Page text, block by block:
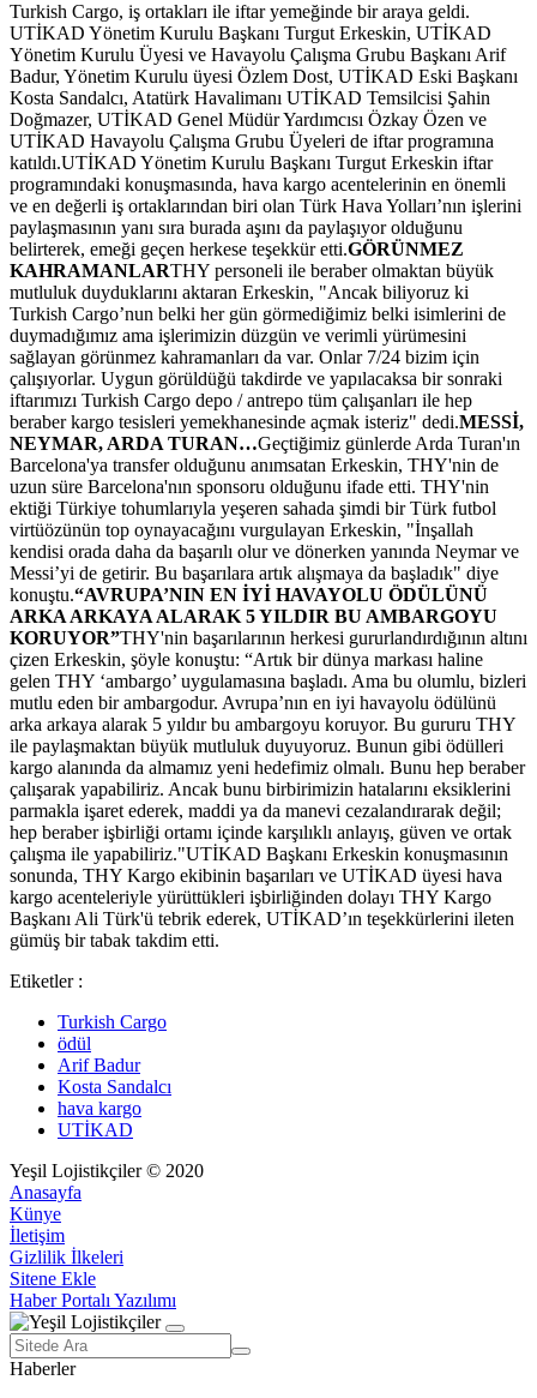
Turkish Cargo, iş ortakları ile iftar yemeğinde bir araya geldi.
UTİKAD Yönetim Kurulu Başkanı Turgut Erkeskin, UTİKAD
Yönetim Kurulu Üyesi ve Havayolu Çalışma Grubu Başkanı Arif
Badur, Yönetim Kurulu üyesi Özlem Dost, UTİKAD Eski Başkanı
Kosta Sandalcı, Atatürk Havalimanı UTİKAD Temsilcisi Şahin
Doğmazer, UTİKAD Genel Müdür Yardımcısı Özkay Özen ve
UTİKAD Havayolu Çalışma Grubu Üyeleri de iftar programına
katıldı.UTİKAD Yönetim Kurulu Başkanı Turgut Erkeskin iftar
programındaki konuşmasında, hava kargo acentelerinin en önemli
ve en değerli iş ortaklarından biri olan Türk Hava Yolları’nın işlerini
paylaşmasının yanı sıra burada aşını da paylaşıyor olduğunu
belirterek, emeği geçen herkese teşekkür etti.GÖRÜNMEZ
KAHRAMANLARTHY personeli ile beraber olmaktan büyük
mutluluk duyduklarını aktaran Erkeskin, "Ancak biliyoruz ki
Turkish Cargo’nun belki her gün görmediğimiz belki isimlerini de
duymadığımız ama işlerimizin düzgün ve verimli yürümesini
sağlayan görünmez kahramanları da var. Onlar 7/24 bizim için
çalışıyorlar. Uygun görüldüğü takdirde ve yapılacaksa bir sonraki
iftarımızı Turkish Cargo depo / antrepo tüm çalışanları ile hep
beraber kargo tesisleri yemekhanesinde açmak isteriz" dedi.MESSİ,
NEYMAR, ARDA TURAN…Geçtiğimiz günlerde Arda Turan'ın
Barcelona'ya transfer olduğunu anımsatan Erkeskin, THY'nin de
uzun süre Barcelona'nın sponsoru olduğunu ifade etti. THY'nin
ektiği Türkiye tohumlarıyla yeşeren sahada şimdi bir Türk futbol
virtüözünün top oynayacağını vurgulayan Erkeskin, "İnşallah
kendisi orada daha da başarılı olur ve dönerken yanında Neymar ve
Messi’yi de getirir. Bu başarılara artık alışmaya da başladık" diye
konuştu.“AVRUPA’NIN EN İYİ HAVAYOLU ÖDÜLÜNÜ
ARKA ARKAYA ALARAK 5 YILDIR BU AMBARGOYU
KORUYOR”THY'nin başarılarının herkesi gururlandırdığının altını
çizen Erkeskin, şöyle konuştu: “Artık bir dünya markası haline
gelen THY ‘ambargo’ uygulamasına başladı. Ama bu olumlu, bizleri
mutlu eden bir ambargodur. Avrupa’nın en iyi havayolu ödülünü
arka arkaya alarak 5 yıldır bu ambargoyu koruyor. Bu gururu THY
ile paylaşmaktan büyük mutluluk duyuyoruz. Bunun gibi ödülleri
kargo alanında da almamız yeni hedefimiz olmalı. Bunu hep beraber
çalışarak yapabiliriz. Ancak bunu birbirimizin hatalarını eksiklerini
parmakla işaret ederek, maddi ya da manevi cezalandırarak değil;
hep beraber işbirliği ortamı içinde karşılıklı anlayış, güven ve ortak
çalışma ile yapabiliriz."UTİKAD Başkanı Erkeskin konuşmasının
sonunda, THY Kargo ekibinin başarıları ve UTİKAD üyesi hava
kargo acenteleriyle yürüttükleri işbirliğinden dolayı THY Kargo
Başkanı Ali Türk'ü tebrik ederek, UTİKAD’ın teşekkürlerini ileten
gümüş bir tabak takdim etti.
Etiketler :
Turkish Cargo
ödül
Arif Badur
Kosta Sandalcı
hava kargo
UTİKAD
Yeşil Lojistikçiler © 2020
Anasayfa
Künye
İletişim
Gizlilik İlkeleri
Sitene Ekle
Haber Portalı Yazılımı
Haberler